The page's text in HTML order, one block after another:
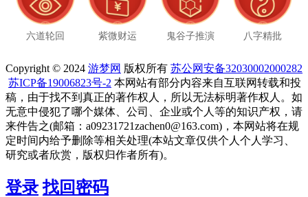
六道轮回 紫微财运 鬼谷子推演 八字精批
Copyright © 2024 游梦网 版权所有 苏公网安备32030002000282
苏ICP备19006823号-2 本网站有部分内容来自互联网转载和投
稿，由于找不到真正的著作权人，所以无法标明著作权人。如
无意中侵犯了哪个媒体、公司、企业或个人等的知识产权，请
来件告之(邮箱：a09231721zachen0@163.com)，本网站将在规
定时间内给予删除等相关处理(本站文章仅供个人个人学习、
研究或者欣赏，版权归作者所有)。
登录 找回密码